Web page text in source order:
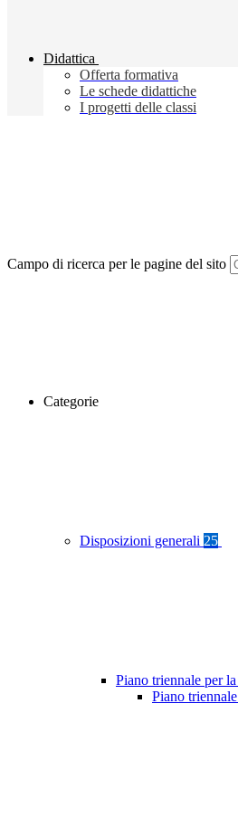
Didattica
Offerta formativa
Le schede didattiche
I progetti delle classi
Campo di ricerca per le pagine del sito
Categorie
Disposizioni generali 25
Piano triennale per
Piano